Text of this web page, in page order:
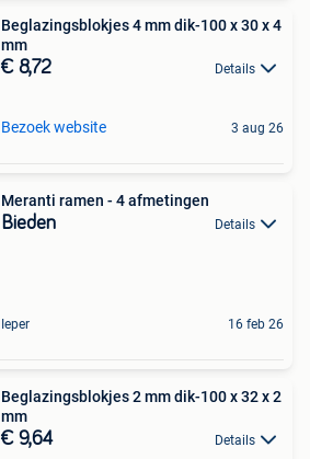
Beglazingsblokjes 4 mm dik-100 x 30 x 4
mm
€ 8,72 Details
Bezoek website 3 aug 26
Meranti ramen - 4 afmetingen
Bieden Details
Ieper 16 feb 26
Beglazingsblokjes 2 mm dik-100 x 32 x 2
mm
€ 9,64 Details